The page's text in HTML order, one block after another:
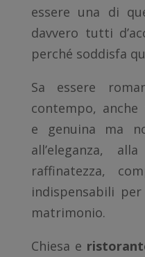
essere una di
davvero tutti
perché soddisfa
Sa essere
contempo,
e genuina ma
all’eleganza,
raffinatezza,
indispensabili
matrimonio.
Chiesa e